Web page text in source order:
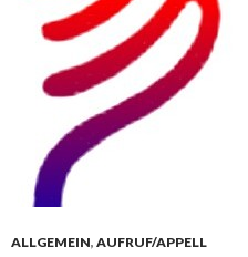
ALLGEMEIN, AUFRUF/APPELL